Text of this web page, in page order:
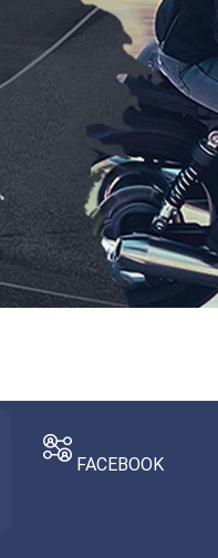
FACEBOOK